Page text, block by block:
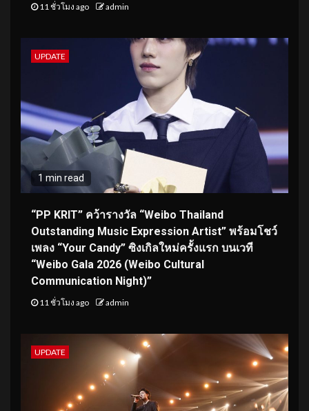
11 ชั่วโมง ago admin
UPDATE
1 min read
“PP KRIT” คว้ารางวัล “Weibo Thailand
Outstanding Music Expression Artist” พร้อมโชว์
เพลง “Your Candy” ซิงเกิลใหม่ครั้งแรก บนเวที
“Weibo Gala 2026 (Weibo Cultural
Communication Night)”
11 ชั่วโมง ago admin
UPDATE